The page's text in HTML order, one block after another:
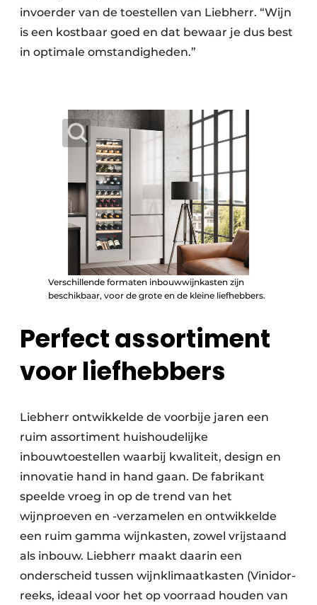
invoerder van de toestellen van Liebherr. “Wijn
is een kostbaar goed en dat bewaar je dus best
in optimale omstandigheden.”
Verschillende formaten inbouwwijnkasten zijn
beschikbaar, voor de grote en de kleine liefhebbers.
Perfect assortiment
voor liefhebbers
Liebherr ontwikkelde de voorbije jaren een
ruim assortiment huishoudelijke
inbouwtoestellen waarbij kwaliteit, design en
innovatie hand in hand gaan. De fabrikant
speelde vroeg in op de trend van het
wijnproeven en -verzamelen en ontwikkelde
een ruim gamma wijnkasten, zowel vrijstaand
als inbouw. Liebherr maakt daarin een
onderscheid tussen wijnklimaatkasten (Vinidor-
reeks, ideaal voor het op voorraad houden van